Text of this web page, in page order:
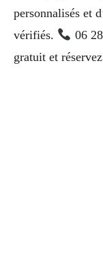
personnalisés et
vérifiés.
06
gratuit et